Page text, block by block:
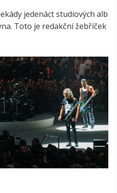
jedenáct studiových alb
Toto je redakční žebříček